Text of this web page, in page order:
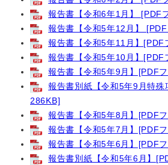
報告書【令和6年1月】 [PDF
報告書【令和5年12月】
報告書【令和5年11月】[PDF
報告書【令和5年10月】[PDF
報告書【令和5年9月】[PDF
報告書別紙【令和5年9月特殊
286KB]
報告書【令和5年8月】[PDF
報告書【令和5年7月】[PDF
報告書【令和5年6月】[PDF
報告書別紙【令和5年6月】